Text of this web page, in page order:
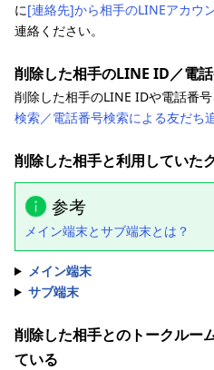
に[連絡先]から相手のLINEアカウ
連絡ください。
削除した相手のLINE ID／電
削除した相手のLINE IDや電話番号
検索／電話番号検索による友だち
削除した相手と利用していた
参考
メイン端末とサブ端末とは？
メイン端末
サブ端末
削除した相手とのトークルー
ている